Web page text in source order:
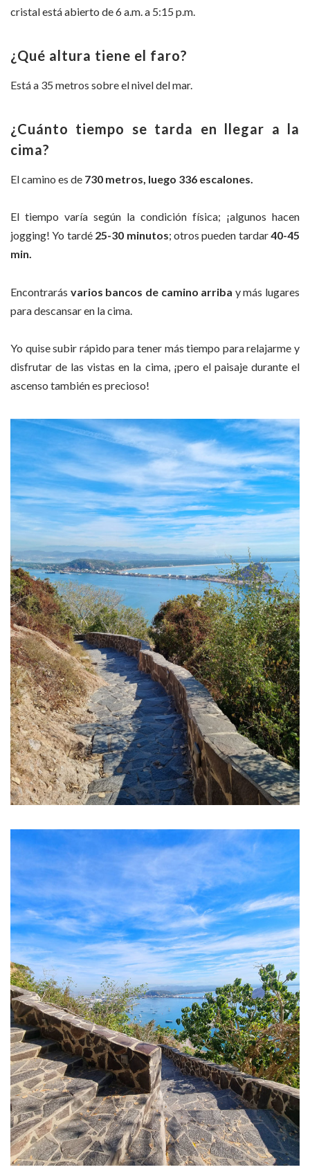
cristal está abierto de 6 a.m. a 5:15 p.m.
¿Qué altura tiene el faro?
Está a 35 metros sobre el nivel del mar.
¿Cuánto tiempo se tarda en llegar a la
cima?
El camino es de 730 metros, luego 336 escalones.
El tiempo varía según la condición física; ¡algunos hacen
jogging! Yo tardé25-30 minutos; otros pueden tardar40-45
min.
Encontrarás varios bancos de camino arriba y más lugares
para descansar en la cima.
Yo quise subir rápido para tener más tiempo para relajarme y
disfrutar de las vistas en la cima, ¡pero el paisaje durante el
ascenso también es precioso!